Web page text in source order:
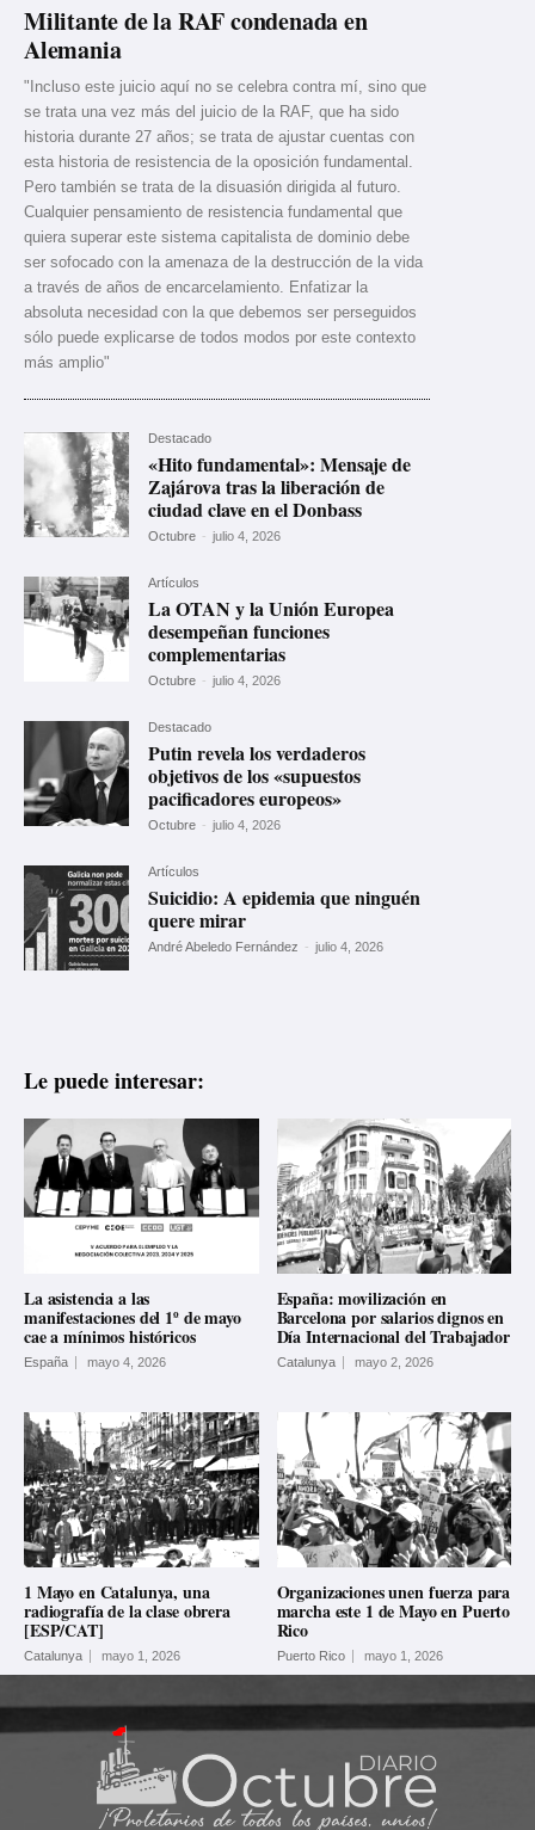
Militante de la RAF condenada en
Alemania
"Incluso este juicio aquí no se celebra contra mí, sino que
se trata una vez más del juicio de la RAF, que ha sido
historia durante 27 años; se trata de ajustar cuentas con
esta historia de resistencia de la oposición fundamental.
Pero también se trata de la disuasión dirigida al futuro.
Cualquier pensamiento de resistencia fundamental que
quiera superar este sistema capitalista de dominio debe
ser sofocado con la amenaza de la destrucción de la vida
a través de años de encarcelamiento. Enfatizar la
absoluta necesidad con la que debemos ser perseguidos
sólo puede explicarse de todos modos por este contexto
más amplio"
Destacado
«Hito fundamental»: Mensaje de
Zajárova tras la liberación de
ciudad clave en el Donbass
Octubre - julio 4, 2026
Artículos
La OTAN y la Unión Europea
desempeñan funciones
complementarias
Octubre - julio 4, 2026
Destacado
Putin revela los verdaderos
objetivos de los «supuestos
pacificadores europeos»
Octubre - julio 4, 2026
Artículos
Suicidio: A epidemia que ninguén
quere mirar
André Abeledo Fernández - julio 4, 2026
Le puede interesar:
La asistencia a las
manifestaciones del 1º de mayo
cae a mínimos históricos
España mayo 4, 2026
España: movilización en
Barcelona por salarios dignos en
Día Internacional del Trabajador
Catalunya mayo 2, 2026
1 Mayo en Catalunya, una
radiografía de la clase obrera
[ESP/CAT]
Catalunya mayo 1, 2026
Organizaciones unen fuerza para
marcha este 1 de Mayo en Puerto
Rico
Puerto Rico mayo 1, 2026